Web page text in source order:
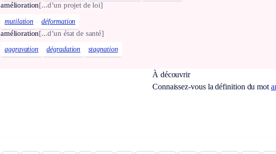
amélioration[...d’un projet de loi]
mutilation déformation
amélioration[...d’un état de santé]
aggravation dégradation stagnation
À découvrir
Connaissez-vous la définition du mot